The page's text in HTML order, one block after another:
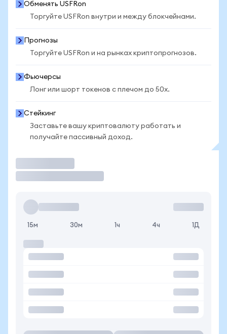
Обменять USFRon
Торгуйте USFRon внутри и между блокчейнами.
Прогнозы
Торгуйте USFRon и на рынках криптопрогнозов.
Фьючерсы
Лонг или шорт токенов с плечом до 50x.
Стейкинг
Заставьте вашу криптовалюту работать и
получайте пассивный доход.
15м 30м 1ч 4ч 1Д